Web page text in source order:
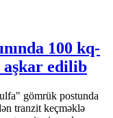
100 kq-
aşkar edilib
gömrük postunda
tranzit keçməklə